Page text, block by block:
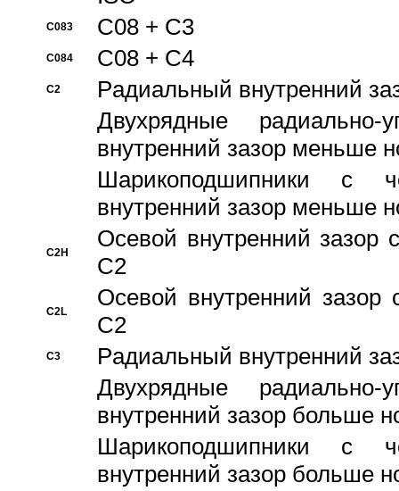
C083 C08 + C3
C084 C08 + C4
C2
Pадиальный внутренний
Двухрядные радиально-
внутренний зазор меньше
Шарикоподшипники с
внутренний зазор меньше
C2H
Осевой внутренний зазор
C2
C2L
Осевой внутренний зазор
C2
C3
Pадиальный внутренний
Двухрядные радиально-
внутренний зазор больше
Шарикоподшипники с
внутренний зазор больше